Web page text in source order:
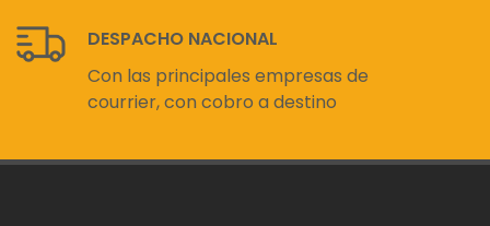
DESPACHO NACIONAL
Con las principales empresas de
courrier, con cobro a destino